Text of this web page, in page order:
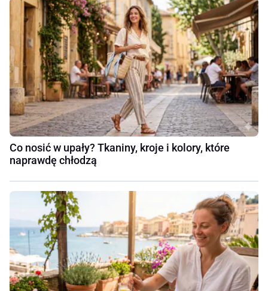
Co nosić w upały? Tkaniny, kroje i kolory, które
naprawdę chłodzą